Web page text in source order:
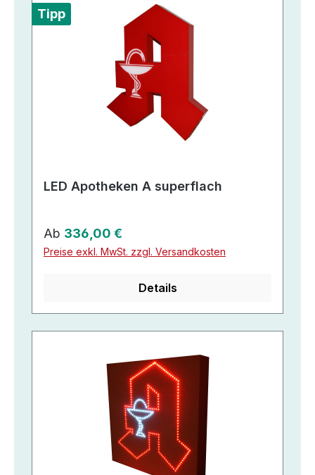
Tipp
LED Apotheken A superflach
Regulärer Preis:
Ab 336,00 €
Preise exkl. MwSt. zzgl. Versandkosten
Details